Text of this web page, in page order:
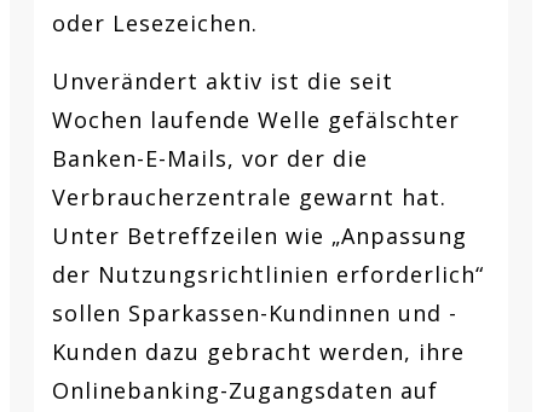
oder Lesezeichen.
Unverändert aktiv ist die seit
Wochen laufende Welle gefälschter
Banken-E-Mails, vor der die
Verbraucherzentrale gewarnt hat.
Unter Betreffzeilen wie „Anpassung
der Nutzungsrichtlinien erforderlich“
sollen Sparkassen-Kundinnen und -
Kunden dazu gebracht werden, ihre
Onlinebanking-Zugangsdaten auf